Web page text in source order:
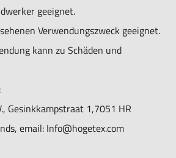
geeignet.
Verwendungszweck geeignet.
kann zu Schäden und
Gesinkkampstraat 1,7051 HR
email: Info@hogetex.com